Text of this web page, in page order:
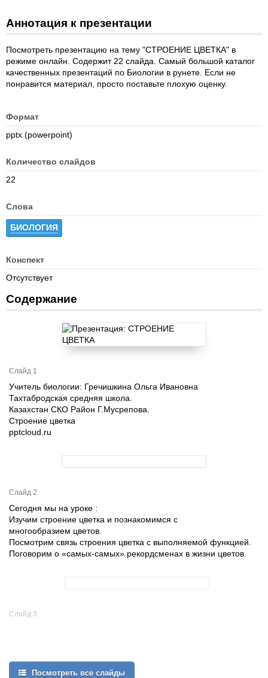
Аннотация к презентации
Посмотреть презентацию на тему "СТРОЕНИЕ ЦВЕТКА" в
режиме онлайн. Содержит 22 слайда. Самый большой каталог
качественных презентаций по Биологии в рунете. Если не
понравится материал, просто поставьте плохую оценку.
Формат
pptx (powerpoint)
Количество слайдов
22
Слова
БИОЛОГИЯ
Конспект
Отсутствует
Содержание
Слайд 1
Учитель биологии: Гречишкина Ольга Ивановна
Тахтабродская средняя школа.
Казахстан СКО Район Г.Мусрепова.
Строение цветка
pptcloud.ru
Слайд 2
Сегодня мы на уроке :
Изучим строение цветка и познакомимся с
многообразием цветов.
Посмотрим связь строения цветка с выполняемой функцией.
Поговорим о «самых-самых» рекордсменах в жизни цветов.
Слайд 3
Посмотреть все слайды